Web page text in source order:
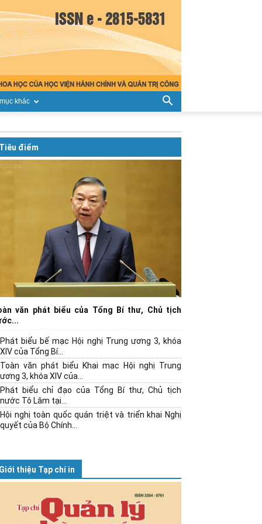
khác
Tiêu điểm
văn phát biểu của Tổng Bí thư, Chủ tịch
Phát biểu bế mạc Hội nghị Trung ương 3, khóa
XIV của Tổng Bí...
Toàn văn phát biểu Khai mạc Hội nghị Trung
ương 3, khóa XIV của...
Phát biểu chỉ đạo của Tổng Bí thư, Chủ tịch
nước Tô Lâm tại...
Hội nghị toàn quốc quán triệt và triển khai Nghị
quyết của Bộ Chính...
Giới thiệu Tạp chí in